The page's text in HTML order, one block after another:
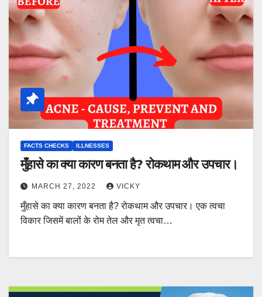
FACTS CHECKS ILLNESSES
मुँहासे का क्या कारण बनता है? रोकथाम और उपचार।
MARCH 27, 2022 VICKY
मुँहासे का क्या कारण बनता है? रोकथाम और उपचार। एक त्वचा
विकार जिसमें बालों के रोम तेल और मृत त्वचा…